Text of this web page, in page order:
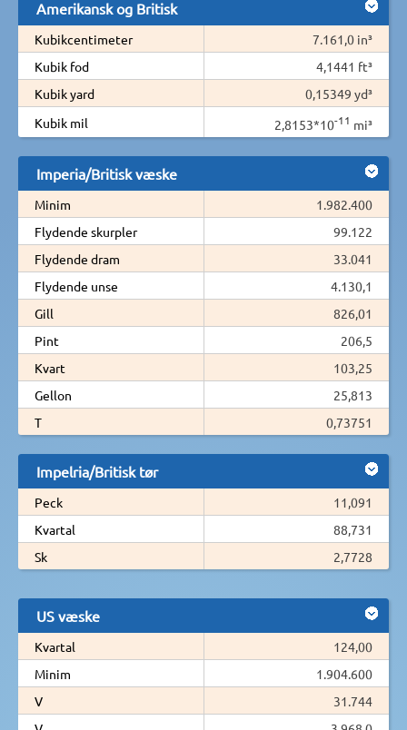
Amerikansk og Britisk
Kubikcentimeter
7.161,0 in³
Kubik fod
4,1441 ft³
Kubik yard
0,15349 yd³
Kubik mil
2,8153*10-11 mi³
Imperia/Britisk væske
Minim
1.982.400
Flydende skurpler
99.122
Flydende dram
33.041
Flydende unse
4.130,1
Gill
826,01
Pint
206,5
Kvart
103,25
Gellon
25,813
T
0,73751
Impelria/Britisk tør
Peck
11,091
Kvartal
88,731
Sk
2,7728
US væske
Kvartal
124,00
Minim
1.904.600
V
31.744